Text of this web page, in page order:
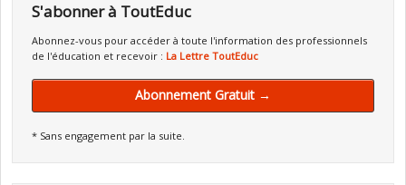
S'abonner à ToutEduc
Abonnez-vous pour accéder à toute l'information des professionnels
de l'éducation et recevoir : La Lettre ToutEduc
Abonnement Gratuit →
* Sans engagement par la suite.